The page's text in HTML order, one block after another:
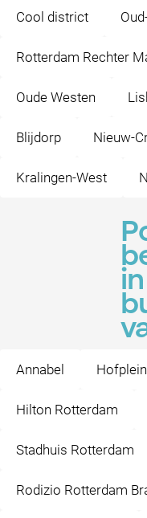
Cool district
Rotterdam Rechter
Oude Westen
Blijdorp Nieuw-
Kralingen-West
Annabel Hofplein
Hilton Rotterdam
Stadhuis Rotterdam
Rodizio Rotterdam